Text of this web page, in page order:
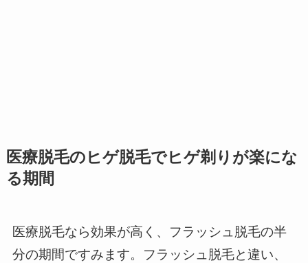
医療脱毛のヒゲ脱毛でヒゲ剃りが楽にな
る期間
医療脱毛なら効果が高く、フラッシュ脱毛の半
分の期間ですみます。フラッシュ脱毛と違い、